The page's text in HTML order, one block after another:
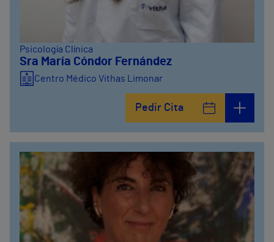
Psicología Clínica
Sra María Cóndor Fernández
Centro Médico Vithas Limonar
Pedir Cita